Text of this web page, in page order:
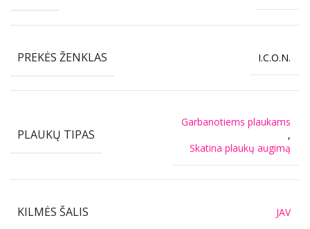
PREKĖS ŽENKLAS I.C.O.N.
PLAUKŲ TIPAS
Garbanotiems plaukams
,
Skatina plaukų augimą
KILMĖS ŠALIS JAV